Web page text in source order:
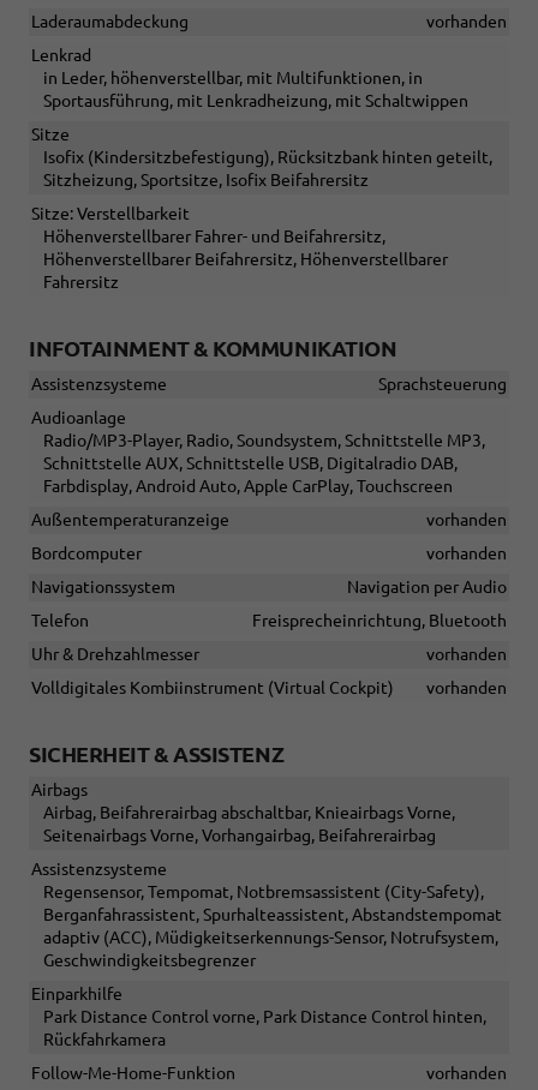
Laderaumabdeckung
vorhanden
Lenkrad
in Leder, höhenverstellbar, mit Multifunktionen, in
Sportausführung, mit Lenkradheizung, mit Schaltwippen
Sitze
Isofix (Kindersitzbefestigung), Rücksitzbank hinten geteilt,
Sitzheizung, Sportsitze, Isofix Beifahrersitz
Sitze: Verstellbarkeit
Höhenverstellbarer Fahrer- und Beifahrersitz,
Höhenverstellbarer Beifahrersitz, Höhenverstellbarer
Fahrersitz
INFOTAINMENT & KOMMUNIKATION
Assistenzsysteme
Sprachsteuerung
Audioanlage
Radio/MP3-Player, Radio, Soundsystem, Schnittstelle MP3,
Schnittstelle AUX, Schnittstelle USB, Digitalradio DAB,
Farbdisplay, Android Auto, Apple CarPlay, Touchscreen
Außentemperaturanzeige
vorhanden
Bordcomputer
vorhanden
Navigationssystem
Navigation per Audio
Telefon
Freisprecheinrichtung, Bluetooth
Uhr & Drehzahlmesser
vorhanden
Volldigitales Kombiinstrument (Virtual Cockpit)
vorhanden
SICHERHEIT & ASSISTENZ
Airbags
Airbag, Beifahrerairbag abschaltbar, Knieairbags Vorne,
Seitenairbags Vorne, Vorhangairbag, Beifahrerairbag
Assistenzsysteme
Regensensor, Tempomat, Notbremsassistent (City-Safety),
Berganfahrassistent, Spurhalteassistent, Abstandstempomat
adaptiv (ACC), Müdigkeitserkennungs-Sensor, Notrufsystem,
Geschwindigkeitsbegrenzer
Einparkhilfe
Park Distance Control vorne, Park Distance Control hinten,
Rückfahrkamera
Follow-Me-Home-Funktion
vorhanden